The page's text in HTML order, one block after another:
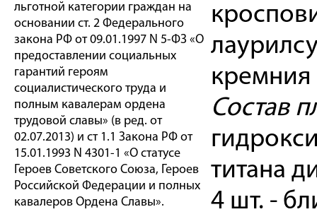
льготной категории граждан на
основании ст. 2 Федерального
закона РФ от 09.01.1997 N 5-ФЗ «О
предоставлении социальных
гарантий героям
социалистического труда и
полным кавалерам ордена
трудовой славы» (в ред. от
02.07.2013) и ст 1.1 Закона РФ от
15.01.1993 N 4301-1 «О статусе
Героев Советского Союза, Героев
Российской Федерации и полных
кавалеров Ордена Славы».
Состав
титана
4 шт. -